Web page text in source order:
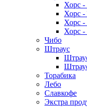
Хорс
Хорс -
Хорс -
Хорс
Чибо
Штраус
Торабика
Лебо
Славкофе
Экстра